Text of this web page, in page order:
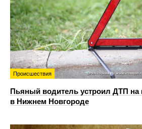
Происшествия
Пьяный водитель устроил ДТП на
в Нижнем Новгороде